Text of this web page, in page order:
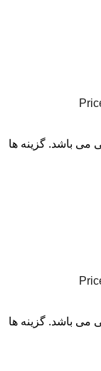
می باشد. گزینه ها
می باشد. گزینه ها